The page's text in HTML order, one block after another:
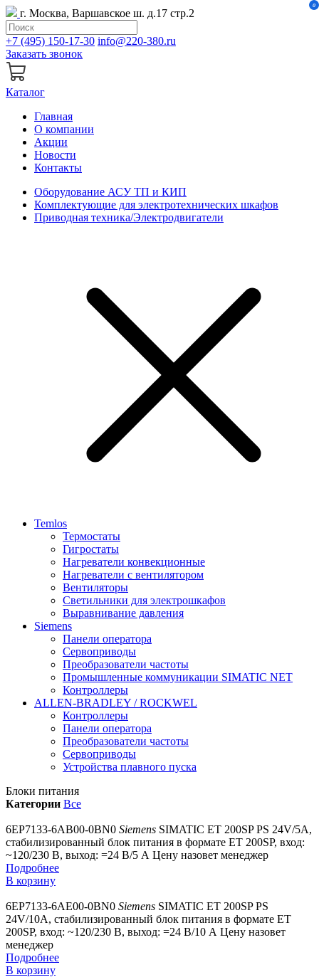
г. Москва, Варшавское ш. д.17 стр.2
+7 (495) 150-17-30 info@220-380.ru
Заказать звонок
0
Каталог
Главная
О компании
Акции
Новости
Контакты
Оборудование АСУ ТП и КИП
Комплектующие для электротехнических шкафов
Приводная техника/Электродвигатели
Temlos
Термостаты
Гигростаты
Нагреватели конвекционные
Нагреватели с вентилятором
Вентиляторы
Светильники для электрошкафов
Выравнивание давления
Siemens
Панели оператора
Сервоприводы
Преобразователи частоты
Промышленные коммуникации SIMATIC NET
Контроллеры
ALLEN-BRADLEY / ROCKWEL
Контроллеры
Панели оператора
Преобразователи частоты
Сервоприводы
Устройства плавного пуска
Блоки питания
Категории Все
6EP7133-6AB00-0BN0 Siemens SIMATIC ET 200SP PS 24V/5A,
стабилизированный блок питания в формате ET 200SP, вход:
~120/230 В, выход: =24 В/5 А Цену назовет менеджер
Подробнее
В корзину
6EP7133-6AE00-0BN0 Siemens SIMATIC ET 200SP PS
24V/10A, стабилизированный блок питания в формате ET
200SP, вход: ~120/230 В, выход: =24 В/10 А Цену назовет
менеджер
Подробнее
В корзину